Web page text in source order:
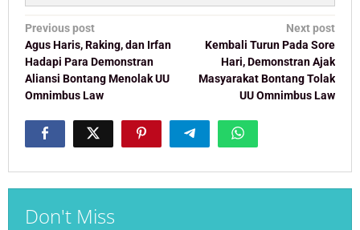
Post
navigation
Previous post
Agus Haris, Raking, dan Irfan
Hadapi Para Demonstran
Aliansi Bontang Menolak UU
Omnimbus Law
Next post
Kembali Turun Pada Sore
Hari, Demonstran Ajak
Masyarakat Bontang Tolak
UU Omnimbus Law
Don't Miss